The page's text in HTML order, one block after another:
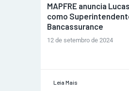
MULHERES
GESTORAS
HOMEST
MAPFRE anuncia
como
Bancassurance
12 de setembro de 2024
Leia Mais